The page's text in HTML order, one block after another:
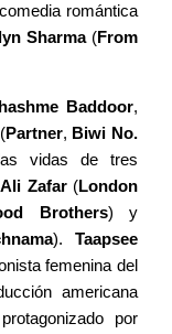
romántica
Sharma(From
Baddoor,
(Partner, Biwi No.
vidas de tres
Ali Zafar(London
Brothers) y
).Taapsee
femenina del
americana
por